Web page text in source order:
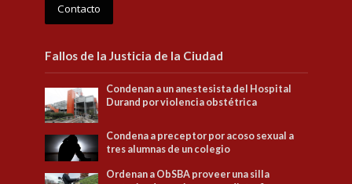
Contacto
Fallos de la Justicia de la Ciudad
Condenan a un anestesista del Hospital
Durand por violencia obstétrica
Condena a preceptor por acoso sexual a
tres alumnas de un colegio
Ordenan a ObSBA proveer una silla